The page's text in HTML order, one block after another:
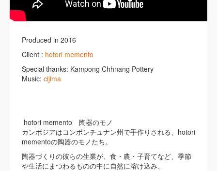
Produced in 2016
Client : hotori memento
Special thanks: Kampong Chhnang Pottery
Music: cijima
hotori memento 陶器のモノ
カンボジアはコンポンチュナン州で手作りされる、hotori
mementoの陶器のモノたち。
陶器づくりの彼らの生業が、食・農・子育てなど、季節
や生活にまつわるものの中に自然に溶け込み、